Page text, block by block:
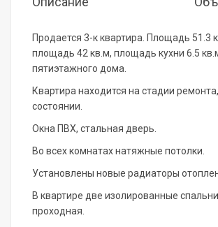
Продается 3-к квартира. Площадь 51.3
площадь 42 кв.м, площадь кухни 6.5
пятиэтажного дома.
Квартира находится на стадии
состоянии.
Окна ПВХ, стальная дверь.
Во всех комнатах натяжные потолки.
Установлены новые радиаторы
В квартире две изолированные
проходная.